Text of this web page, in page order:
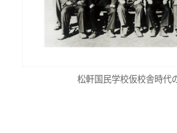
松軒国民学校仮校舎時代